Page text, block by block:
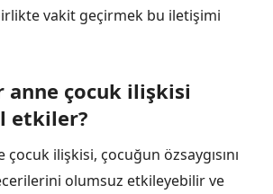
vakit geçirmek bu iletişimi
anne çocuk ilişkisi
etkiler?
ilişkisi, çocuğun özsaygısını
olumsuz etkileyebilir ve